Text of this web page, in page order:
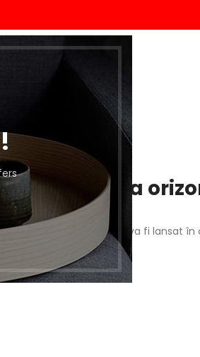
mărețe la
nostru este în lucru și va fi lansat în